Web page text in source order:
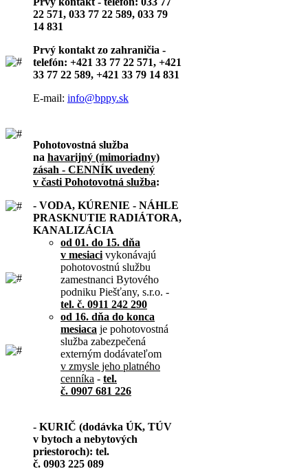
22 571, 033 77 22 589, 033 79
14 831
Prvý kontakt zo zahraničia -
telefón: +421 33 77 22 571, +421
33 77 22 589, +421 33 79 14 831
E-mail: info@bppy.sk
Pohotovostná služba
na havarijný (mimoriadny)
zásah - CENNÍK uvedený
v časti Pohotovotná služba:
- VODA, KÚRENIE - NÁHLE
PRASKNUTIE RADIÁTORA,
KANALIZÁCIA
od 01. do 15. dňa
v mesiaci vykonávajú
pohotovostnú službu
zamestnanci Bytového
podniku Piešťany, s.r.o. -
tel. č. 0911 242 290
od 16. dňa do konca
mesiaca je pohotovostná
služba zabezpečená
externým dodávateľom
v zmysle jeho platného
cenníka - tel.
č. 0907 681 226
- KURIČ (dodávka ÚK, TÚV
v bytoch a nebytových
priestoroch): tel.
č. 0903 225 089